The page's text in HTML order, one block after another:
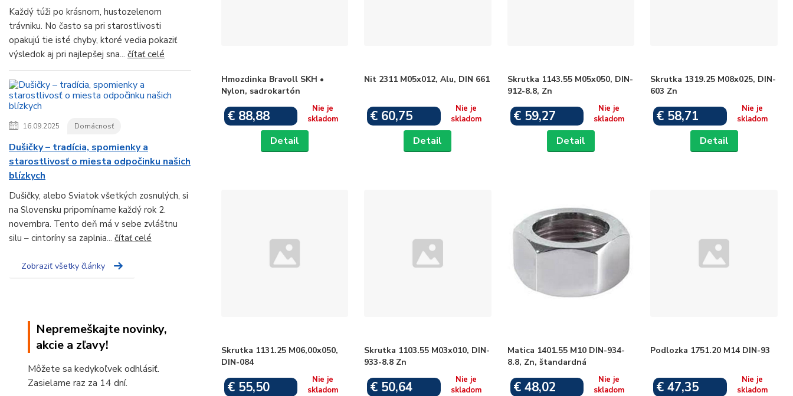
Každý túži po krásnom, hustozelenom
trávniku. No často sa pri starostlivosti
opakujú tie isté chyby, ktoré vedia pokaziť
výsledok aj pri najlepšej sna... čítať celé
16.09.2025 Domácnosť
Dušičky – tradícia, spomienky a
starostlivosť o miesta odpočinku našich
blízkych
Dušičky, alebo Sviatok všetkých zosnulých, si
na Slovensku pripomíname každý rok 2.
novembra. Tento deň má v sebe zvláštnu
silu – cintoríny sa zaplnia... čítať celé
Zobraziť všetky články
Nepremeškajte novinky,
akcie a zľavy!
Môžete sa kedykoľvek odhlásiť.
Zasielame raz za 14 dní.
Hmozdinka Bravoll SKH •
Nylon, sadrokartón
€ 88,88
Nie je
skladom
Detail
Nit 2311 M05x012, Alu, DIN 661
€ 60,75
Nie je
skladom
Detail
Skrutka 1143.55 M05x050, DIN-
912-8.8, Zn
€ 59,27
Nie je
skladom
Detail
Skrutka 1319.25 M08x025, DIN-
603 Zn
€ 58,71
Nie je
skladom
Detail
Skrutka 1131.25 M06,00x050,
DIN-084
€ 55,50
Nie je
skladom
Skrutka 1103.55 M03x010, DIN-
933-8.8 Zn
€ 50,64
Nie je
skladom
Matica 1401.55 M10 DIN-934-
8.8, Zn, štandardná
€ 48,02
Nie je
skladom
Podlozka 1751.20 M14 DIN-93
€ 47,35
Nie je
skladom